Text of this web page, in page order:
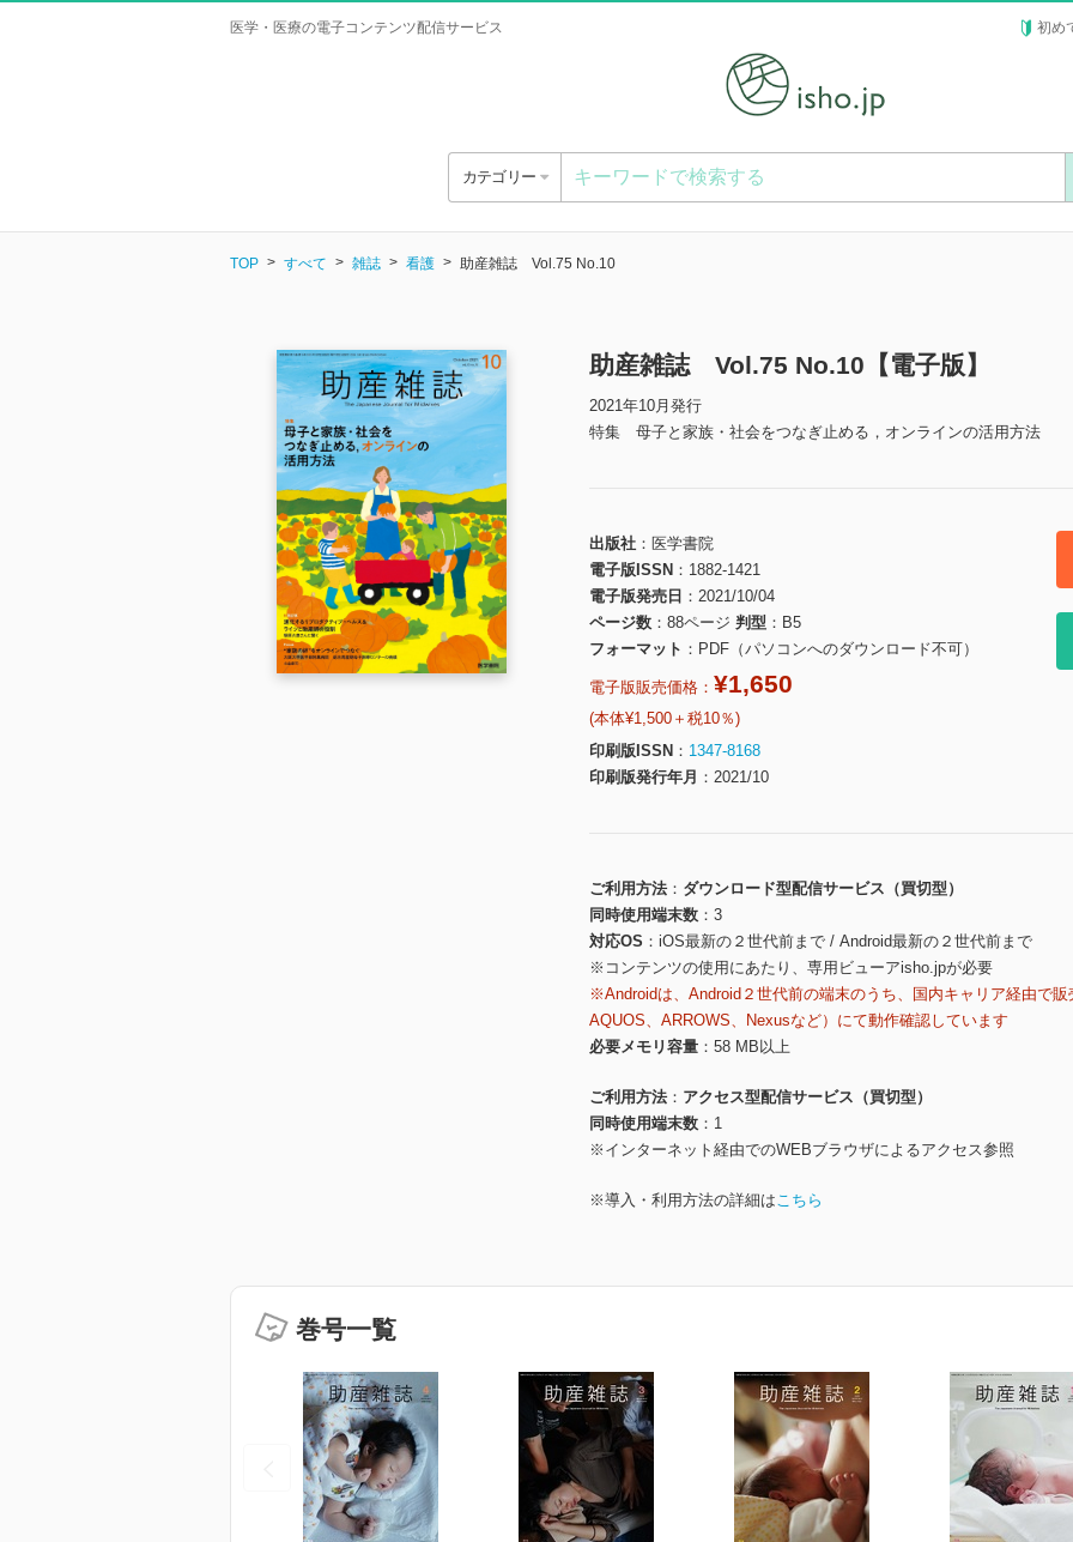
医学・医療の電子コンテンツ配信サービス 初め
カテゴリー
TOP すべて 雑誌 看護 助産雑誌 Vol.75 No.10
助産雑誌 Vol.75 No.10【電子版】
2021年10月発行
特集 母子と家族・社会をつなぎ止める，オンラインの活用方法
出版社
医学書院
電子版ISSN
1882-1421
電子版発売日
2021/10/04
ページ数
88ページ 判型
B5
フォーマット
PDF（パソコンへのダウンロード不可）
電子版販売価格： ¥1,650
(本体¥1,500＋税10％)
印刷版ISSN
1347-8168
印刷版発行年月
2021/10
ご利用方法
ダウンロード型配信サービス（買切型）
同時使用端末数
3
対応OS
iOS最新の２世代前まで / Android最新の２世代前まで
※コンテンツの使用にあたり、専用ビューアisho.jpが必要
※Androidは、Android２世代前の端末のうち、国内キャリア経由で
AQUOS、ARROWS、Nexusなど）にて動作確認しています
必要メモリ容量
58 MB以上
ご利用方法
アクセス型配信サービス（買切型）
同時使用端末数
1
※インターネット経由でのWEBブラウザによるアクセス参照
※導入・利用方法の詳細はこちら
巻号一覧